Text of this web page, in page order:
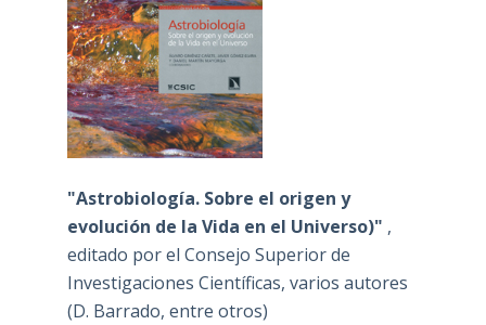
"Astrobiología. Sobre el origen y
evolución de la Vida en el Universo)" ,
editado por el Consejo Superior de
Investigaciones Científicas, varios autores
(D. Barrado, entre otros)